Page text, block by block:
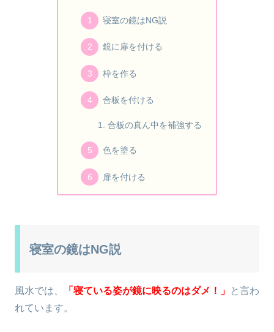
寝室の鏡はNG説
鏡に扉を付ける
枠を作る
合板を付ける
合板の真ん中を補強する
色を塗る
扉を付ける
寝室の鏡はNG説
風水では、 「寝ている姿が鏡に映るのはダメ！」
と言わ
れています。